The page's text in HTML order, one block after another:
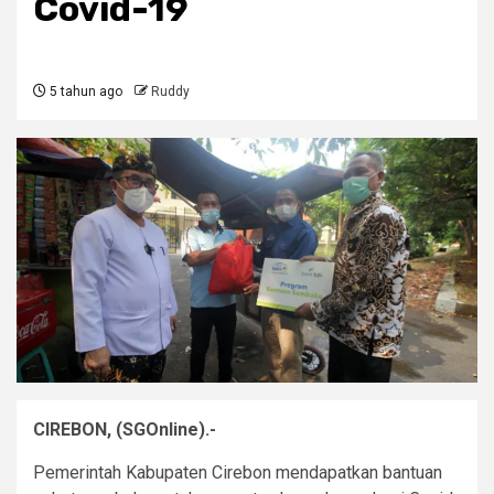
5 tahun ago Ruddy
CIREBON, (SGOnline).-
Pemerintah Kabupaten Cirebon mendapatkan bantuan